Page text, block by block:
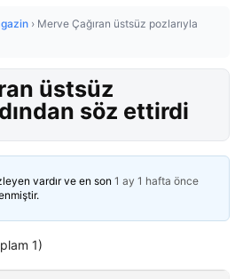
› Merve Çağıran üstsüz pozlarıyla
üstsüz
söz ettirdi
vardır ve en son 1 ay 1 hafta önce
1)